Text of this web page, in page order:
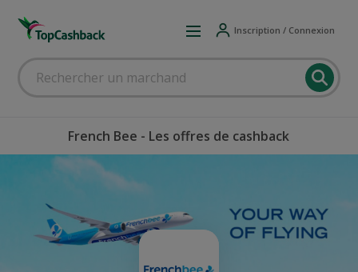
Inscription / Connexion
French Bee - Les offres de cashback